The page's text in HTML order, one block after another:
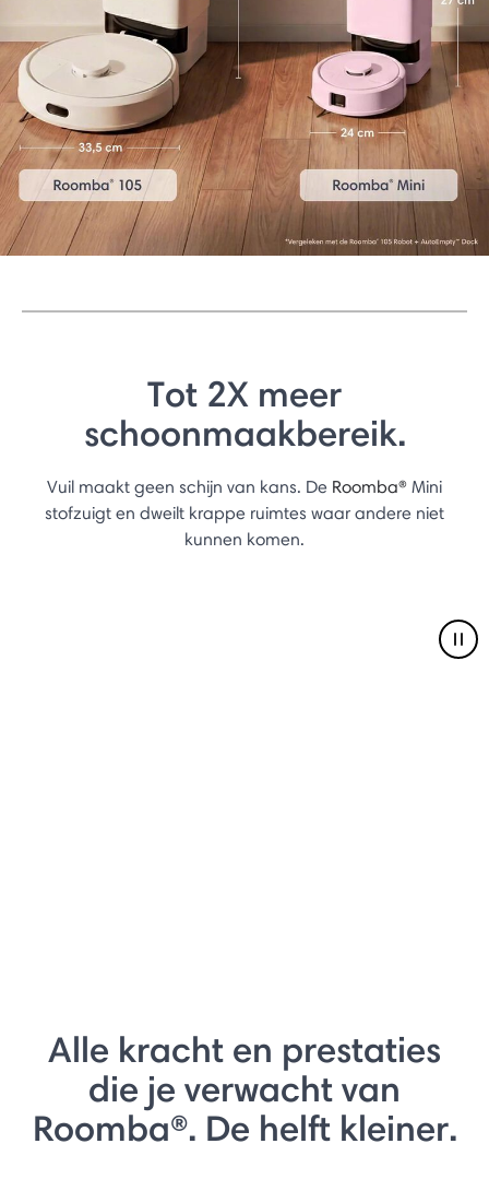
Tot 2X meer
schoonmaakbereik.
Vuil maakt geen schijn van kans. De Roomba® Mini
stofzuigt en dweilt krappe ruimtes waar andere niet
kunnen komen.
Alle kracht en prestaties
die je verwacht van
Roomba®. De helft kleiner.